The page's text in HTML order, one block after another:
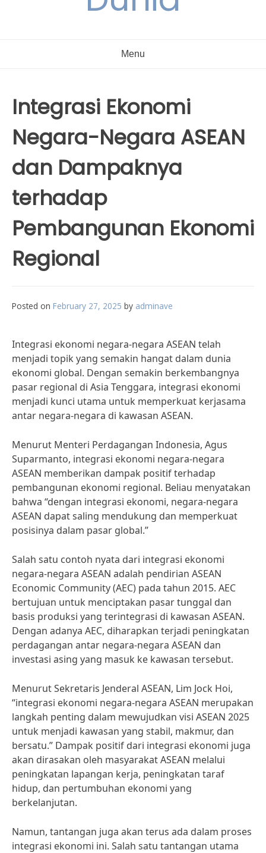
Menu
Integrasi Ekonomi
Negara-Negara ASEAN
dan Dampaknya
terhadap
Pembangunan Ekonomi
Regional
Posted on February 27, 2025 by adminave
Integrasi ekonomi negara-negara ASEAN telah
menjadi topik yang semakin hangat dalam dunia
ekonomi global. Dengan semakin berkembangnya
pasar regional di Asia Tenggara, integrasi ekonomi
menjadi kunci utama untuk memperkuat kerjasama
antar negara-negara di kawasan ASEAN.
Menurut Menteri Perdagangan Indonesia, Agus
Suparmanto, integrasi ekonomi negara-negara
ASEAN memberikan dampak positif terhadap
pembangunan ekonomi regional. Beliau menyatakan
bahwa “dengan integrasi ekonomi, negara-negara
ASEAN dapat saling mendukung dan memperkuat
posisinya dalam pasar global.”
Salah satu contoh nyata dari integrasi ekonomi
negara-negara ASEAN adalah pendirian ASEAN
Economic Community (AEC) pada tahun 2015. AEC
bertujuan untuk menciptakan pasar tunggal dan
basis produksi yang terintegrasi di kawasan ASEAN.
Dengan adanya AEC, diharapkan terjadi peningkatan
perdagangan antar negara-negara ASEAN dan
investasi asing yang masuk ke kawasan tersebut.
Menurut Sekretaris Jenderal ASEAN, Lim Jock Hoi,
“integrasi ekonomi negara-negara ASEAN merupakan
langkah penting dalam mewujudkan visi ASEAN 2025
untuk menjadi kawasan yang stabil, makmur, dan
bersatu.” Dampak positif dari integrasi ekonomi juga
akan dirasakan oleh masyarakat ASEAN melalui
peningkatan lapangan kerja, peningkatan taraf
hidup, dan pertumbuhan ekonomi yang
berkelanjutan.
Namun, tantangan juga akan terus ada dalam proses
integrasi ekonomi ini. Salah satu tantangan utama